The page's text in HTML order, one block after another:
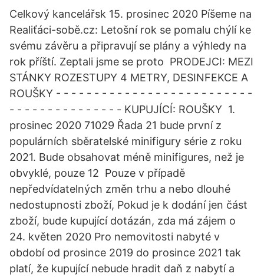
Celkový kancelářsk 15. prosinec 2020 Píšeme na
Realiťáci-sobě.cz: Letošní rok se pomalu chýlí ke
svému závěru a připravují se plány a výhledy na
rok příští. Zeptali jsme se proto PRODEJCI: MEZI
STÁNKY ROZESTUPY 4 METRY, DESINFEKCE A
ROUŠKY - - - - - - - - - - - - - - - - - - - - - - - - - -
- - - - - - - - - - - - - - - KUPUJÍCÍ: ROUŠKY 1.
prosinec 2020 71029 Řada 21 bude první z
populárních sběratelské minifigury série z roku
2021. Bude obsahovat méně minifigures, než je
obvyklé, pouze 12 Pouze v případě
nepředvídatelných změn trhu a nebo dlouhé
nedostupnosti zboží, Pokud je k dodání jen část
zboží, bude kupující dotázán, zda má zájem o
24. květen 2020 Pro nemovitosti nabyté v
období od prosince 2019 do prosince 2021 tak
platí, že kupující nebude hradit daň z nabytí a